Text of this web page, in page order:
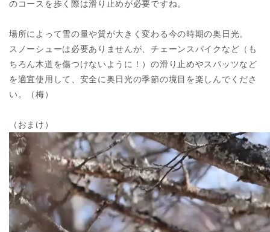
のコースを歩く際は滑り止めが必要ですね。
場所によって雪の量や質が大きく変わる今の時期の奥日光。
スノーシューは必要ありませんが、チェーンスパイク など （も
ちろん木道を傷つけないように！）の滑り止めやスパッツなど
を適宜使用して、安全に奥日光の季節の境目を楽しんでくださ
い。（梅）
（おまけ）